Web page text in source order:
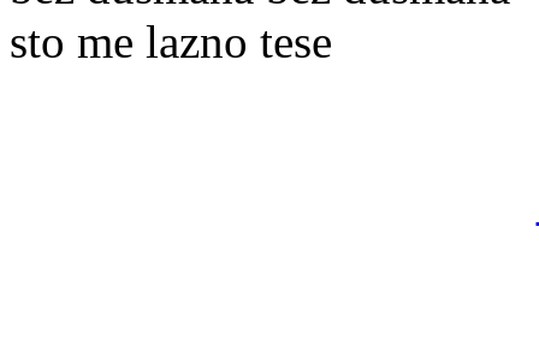
sto me lazno tese